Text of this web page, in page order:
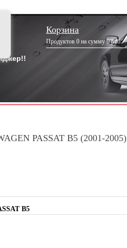
Корзина
Продуктов 0 на сумму 0 руб.
PASSAT B5 (2001-2005)
B5